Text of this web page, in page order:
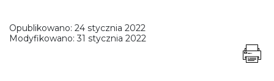
Opublikowano: 24 stycznia 2022
Modyfikowano:31 stycznia 2022